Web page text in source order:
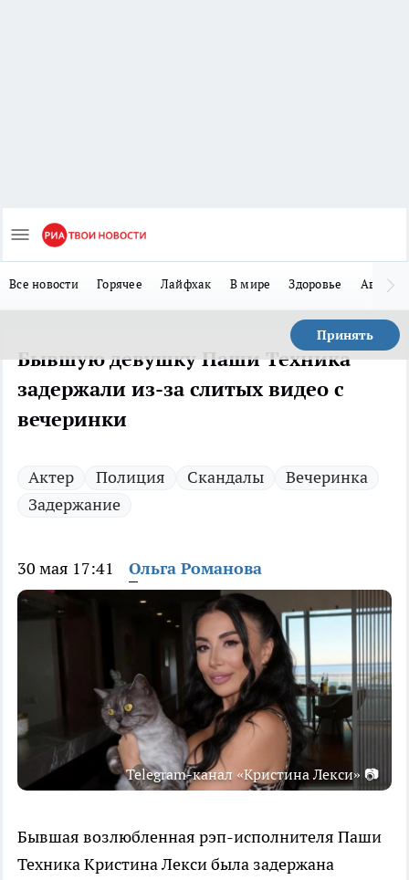
Все новости Горячее Лайфхак В мире Здоровье Авто
Принять
Бывшую девушку Паши Техника
задержали из-за слитых видео с
вечеринки
Актер Полиция Скандалы
Вечеринка
Задержание
30 мая 17:41 Ольга Романова
Telegram-канал «Кристина Лекси» 📷
Бывшая возлюбленная рэп-исполнителя Паши
Техника Кристина Лекси была задержана